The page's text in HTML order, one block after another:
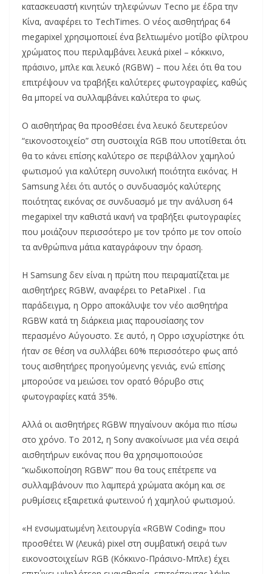
κατασκευαστή κινητών τηλεφώνων Tecno με έδρα την
Κίνα, αναφέρει το TechTimes. Ο νέος αισθητήρας 64
megapixel χρησιμοποιεί ένα βελτιωμένο μοτίβο φίλτρου
χρώματος που περιλαμβάνει λευκά pixel – κόκκινο,
πράσινο, μπλε και λευκό (RGBW) – που λέει ότι θα του
επιτρέψουν να τραβήξει καλύτερες φωτογραφίες, καθώς
θα μπορεί να συλλαμβάνει καλύτερα το φως.
Ο αισθητήρας θα προσθέσει ένα λευκό δευτερεύον
“εικονοστοιχείο” στη συστοιχία RGB που υποτίθεται ότι
θα το κάνει επίσης καλύτερο σε περιβάλλον χαμηλού
φωτισμού για καλύτερη συνολική ποιότητα εικόνας. Η
Samsung λέει ότι αυτός ο συνδυασμός καλύτερης
ποιότητας εικόνας σε συνδυασμό με την ανάλυση 64
megapixel την καθιστά ικανή να τραβήξει φωτογραφίες
που μοιάζουν περισσότερο με τον τρόπο με τον οποίο
τα ανθρώπινα μάτια καταγράφουν την όραση.
Η Samsung δεν είναι η πρώτη που πειραματίζεται με
αισθητήρες RGBW, αναφέρει το PetaPixel . Για
παράδειγμα, η Oppo αποκάλυψε τον νέο αισθητήρα
RGBW κατά τη διάρκεια μιας παρουσίασης τον
περασμένο Αύγουστο. Σε αυτό, η Oppo ισχυρίστηκε ότι
ήταν σε θέση να συλλάβει 60% περισσότερο φως από
τους αισθητήρες προηγούμενης γενιάς, ενώ επίσης
μπορούσε να μειώσει τον ορατό θόρυβο στις
φωτογραφίες κατά 35%.
Αλλά οι αισθητήρες RGBW πηγαίνουν ακόμα πιο πίσω
στο χρόνο. Το 2012, η ​​Sony ανακοίνωσε μια νέα σειρά
αισθητήρων εικόνας που θα χρησιμοποιούσε
“κωδικοποίηση RGBW” που θα τους επέτρεπε να
συλλαμβάνουν πιο λαμπερά χρώματα ακόμη και σε
ρυθμίσεις εξαιρετικά φωτεινού ή χαμηλού φωτισμού.
«Η ενσωματωμένη λειτουργία «RGBW Coding» που
προσθέτει W (Λευκά) pixel στη συμβατική σειρά των
εικονοστοιχείων RGB (Κόκκινο-Πράσινο-Μπλε) έχει